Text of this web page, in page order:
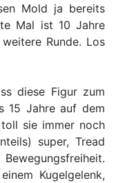
Mold ja bereits
Mal ist 10 Jahre
Runde. Los
diese Figur zum
15 Jahre auf dem
sie immer noch
super, Tread
Kugelgelenk,